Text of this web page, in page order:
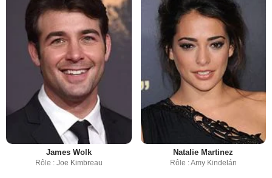
James Wolk
Rôle : Joe Kimbreau
Natalie Martinez
Rôle : Amy Kindelán